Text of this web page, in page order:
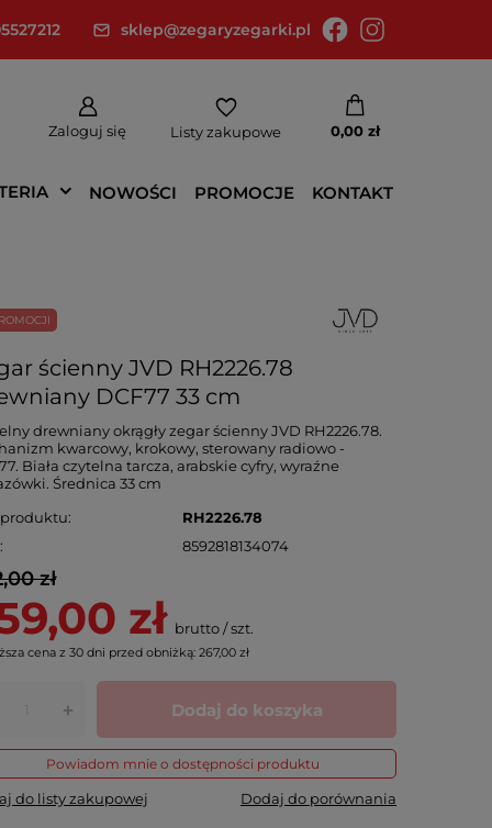
sklep@zegaryzegarki.pl
Zaloguj się Listy zakupowe 0,00 zł
NOWOŚCI PROMOCJE KONTAKT
ścienny JVD RH2226.78
DCF77 33 cm
drewniany okrągły zegar ścienny JVD RH2226.78.
kwarcowy, krokowy, sterowany radiowo -
Biała czytelna tarcza, arabskie cyfry, wyraźne
Średnica 33 cm
RH2226.78
8592818134074
zł
zł brutto/szt.
cena z 30 dni przed obniżką:267,00 zł
+ Dodaj do koszyka
Powiadom mnie o dostępności produktu
do listy zakupowej Dodaj do porównania